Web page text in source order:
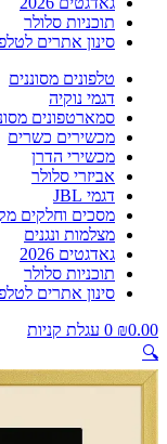
תוכניות סלולר
סינון אתרים
טלפונים מסוננים
דגמי נוקיה
סמארטפונים
מכשירים כשרים
מכשירי הדרן
אביזרי סלולר
דגמי JBL
מסכים וחלקים
מצלמות ונגנים
גאדגטים 2026
תוכניות סלולר
סינון אתרים
₪0.00
0 עגלת קניות
🔍